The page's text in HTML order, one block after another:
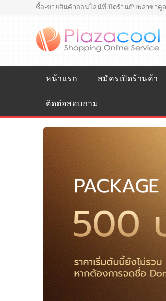
ซื้อ-ขายสินค้าออนไลน์ที่เปิดร้านกับพลาซ่าคูล
หน้าแรก สมัครเปิดร้านค้า
ติดต่อสอบถาม